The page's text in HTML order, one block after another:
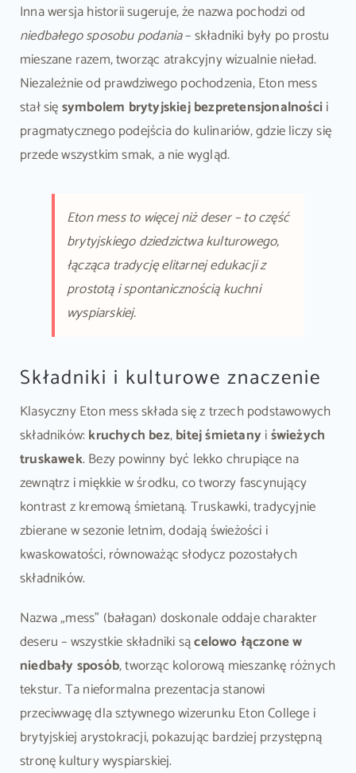
Inna wersja historii sugeruje, że nazwa pochodzi od
niedbałego sposobu podania– składniki były po prostu
mieszane razem, tworząc atrakcyjny wizualnie nieład.
Niezależnie od prawdziwego pochodzenia, Eton mess
stał sięsymbolem brytyjskiej bezpretensjonalnościi
pragmatycznego podejścia do kulinariów, gdzie liczy się
przede wszystkim smak, a nie wygląd.
Eton mess to więcej niż deser – to część
brytyjskiego dziedzictwa kulturowego,
łącząca tradycję elitarnej edukacji z
prostotą i spontanicznością kuchni
wyspiarskiej.
Składniki i kulturowe znaczenie
Klasyczny Eton mess składa się z trzech podstawowych
składników:kruchych bez,bitej śmietany iświeżych
truskawek. Bezy powinny być lekko chrupiące na
zewnątrz i miękkie w środku, co tworzy fascynujący
kontrast z kremową śmietaną. Truskawki, tradycyjnie
zbierane w sezonie letnim, dodają świeżości i
kwaskowatości, równoważąc słodycz pozostałych
składników.
Nazwa „mess” (bałagan) doskonale oddaje charakter
deseru – wszystkie składniki sącelowo łączone w
niedbały sposób, tworząc kolorową mieszankę różnych
tekstur. Ta nieformalna prezentacja stanowi
przeciwwagę dla sztywnego wizerunku Eton College i
brytyjskiej arystokracji, pokazując bardziej przystępną
stronę kultury wyspiarskiej.